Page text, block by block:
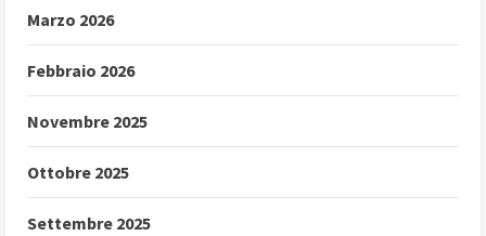
Marzo 2026
Febbraio 2026
Novembre 2025
Ottobre 2025
Settembre 2025